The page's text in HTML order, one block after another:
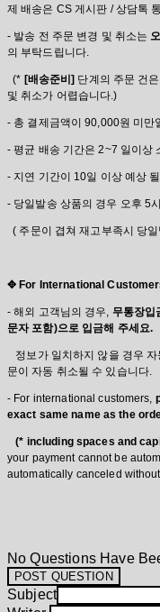
제 배송은 CS 게시판 / 상담톡
- 발송 전 주문 변경 및 취소는
의 부탁드립니다.
(* [배송준비] 단계의 주문 건
및 취소가 어렵습니다.)
- 총 결제금액이 90,000원 미만
- 평균 배송 기간은 2~7 일이상
- 지연 기간이 10일 이상 예상
- 당일발송 상품의 경우 오후 5
( 주문이 겹쳐 재고부족시 당
✥ For International
-해외 고객님의 경우, 무통장입
문자 포함)으로 입금해 주세요.
정보가 일치하지 않을 경우
문이 자동 취소될 수 있습니다.
- For international customers,
exact same name as the
(* including spaces and
your payment cannot be
automatically canceled
No Questions Have
POST QUESTION
Subject